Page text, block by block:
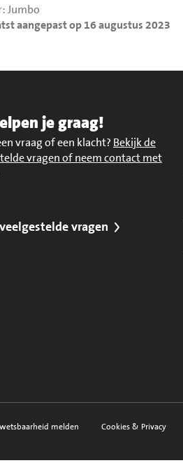
Jumbo
aangepast op 16 augustus 2023
je graag!
vraag of een klacht? Bekijk de
vragen of neem contact met
vragen
en sitemap
melden Cookies & Privacy